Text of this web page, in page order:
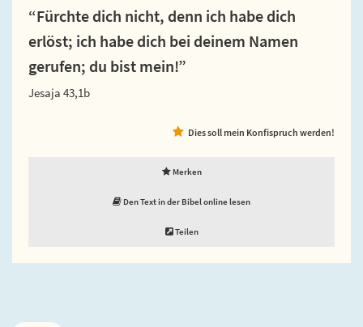
“Fürchte dich nicht, denn ich habe dich
erlöst; ich habe dich bei deinem Namen
gerufen; du bist mein!”
Jesaja 43,1b
Dies soll mein Konfispruch werden!
Merken
Den Text in der Bibel online lesen
Teilen